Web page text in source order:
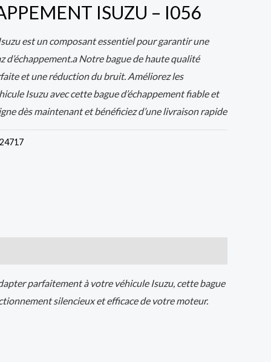
ISUZU – I056
est un composant essentiel pour garantir une
d’échappement.a Notre bague de haute qualité
et une réduction du bruit. Améliorez les
Isuzu avec cette bague d’échappement fiable et
dès maintenant et bénéficiez d’une livraison rapide
parfaitement à votre véhicule Isuzu, cette bague
silencieux et efficace de votre moteur.